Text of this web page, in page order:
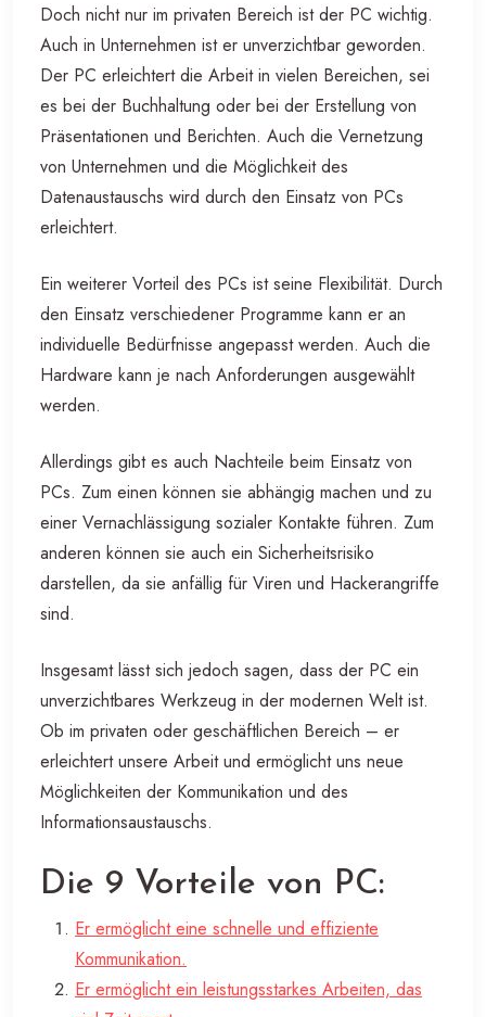
Doch nicht nur im privaten Bereich ist der PC wichtig.
Auch in Unternehmen ist er unverzichtbar geworden.
Der PC erleichtert die Arbeit in vielen Bereichen, sei
es bei der Buchhaltung oder bei der Erstellung von
Präsentationen und Berichten. Auch die Vernetzung
von Unternehmen und die Möglichkeit des
Datenaustauschs wird durch den Einsatz von PCs
erleichtert.
Ein weiterer Vorteil des PCs ist seine Flexibilität. Durch
den Einsatz verschiedener Programme kann er an
individuelle Bedürfnisse angepasst werden. Auch die
Hardware kann je nach Anforderungen ausgewählt
werden.
Allerdings gibt es auch Nachteile beim Einsatz von
PCs. Zum einen können sie abhängig machen und zu
einer Vernachlässigung sozialer Kontakte führen. Zum
anderen können sie auch ein Sicherheitsrisiko
darstellen, da sie anfällig für Viren und Hackerangriffe
sind.
Insgesamt lässt sich jedoch sagen, dass der PC ein
unverzichtbares Werkzeug in der modernen Welt ist.
Ob im privaten oder geschäftlichen Bereich – er
erleichtert unsere Arbeit und ermöglicht uns neue
Möglichkeiten der Kommunikation und des
Informationsaustauschs.
Die 9 Vorteile von PC:
Er ermöglicht eine schnelle und effiziente
Kommunikation.
Er ermöglicht ein leistungsstarkes Arbeiten, das